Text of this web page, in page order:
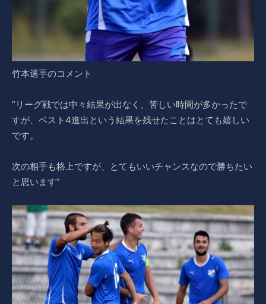
竹本選手のコメント
”リーグ戦では中々結果が出なく、苦しい時間が多かったで
すが、ベスト4進出という結果を残せたことはとても嬉しい
です。
次の相手も格上ですが、とてもいいチャンスなので勝ちたい
と思います”